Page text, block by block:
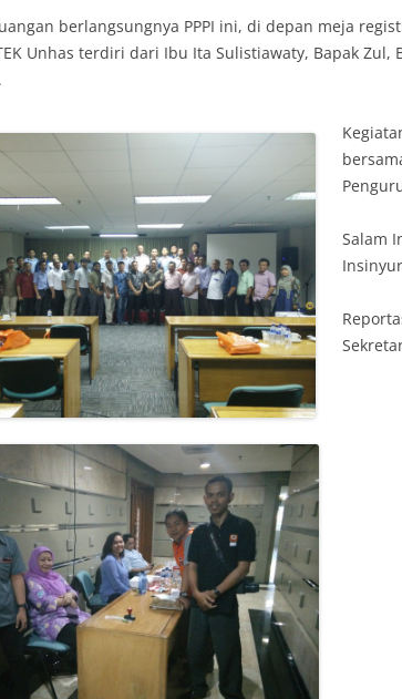
berlangsungnya PPPI ini, di depan meja
Unhas terdiri dari Ibu Ita Sulistiawaty, Bapak Zul,
Salam